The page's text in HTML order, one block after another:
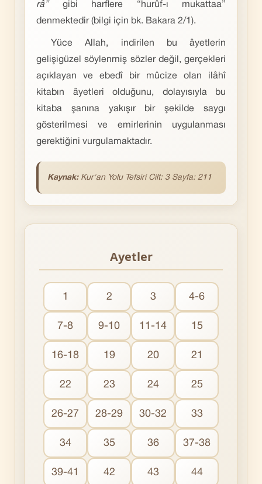
râ”gibi harflere “hurûf-ı mukattaa”
denmektedir (bilgi için bk. Bakara 2/1).
Yüce Allah, indirilen bu âyetlerin
gelişigüzel söylenmiş sözler değil, gerçekleri
açıklayan ve ebedî bir mûcize olan ilâhî
kitabın âyetleri olduğunu, dolayısıyla bu
kitaba şanına yakışır bir şekilde saygı
gösterilmesi ve emirlerinin uygulanması
gerektiğini vurgulamaktadır.
Kaynak: Kur'an Yolu Tefsiri Cilt: 3 Sayfa: 211
Ayetler
1 2 3 4-6
7-8 9-10 11-14 15
16-18 19 20 21
22 23 24 25
26-27 28-29 30-32 33
34 35 36 37-38
39-41 42 43 44